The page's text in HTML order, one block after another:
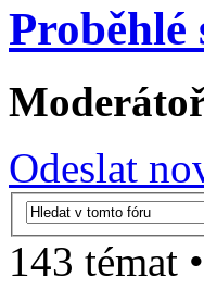
Proběhlé
Odeslat
143 témat •